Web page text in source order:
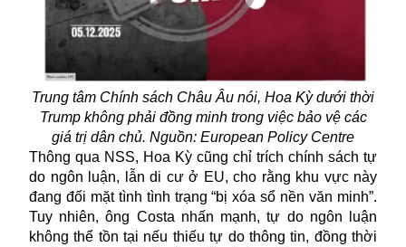
Trung tâm Chính sách Châu Âu nói, Hoa Kỳ dưới thời
Trump không phải đồng minh trong việc bảo vệ các
giá trị dân chủ. Nguồn: European Policy Centre
Thông qua NSS, Hoa Kỳ cũng chỉ trích chính sách tự
do ngôn luận, lẫn di cư ở EU, cho rằng khu vực này
đang đối mặt tình tình trạng “bị xóa sổ nền văn minh”.
Tuy nhiên, ông Costa nhấn mạnh, tự do ngôn luận
không thể tồn tại nếu thiếu tự do thông tin, đồng thời